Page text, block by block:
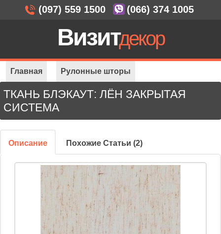
ТКАНЬ БЛЭКАУТ: ЛЁН ЗАКРЫТАЯ
СИСТЕМА
Описание Похожие Статьи (2)
Главная Рулонные шторы
Закрытая система Ткань блэкаут: Лён
(097) 559 1500 (066) 374 1005
Визитдекор